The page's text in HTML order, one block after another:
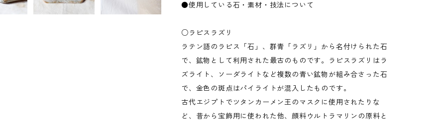
●使用している石・素材・技法について
○ラピスラズリ
ラテン語のラピス「石」、群青「ラズリ」から名付けられた石
で、鉱物として利用された最古のものです。ラピスラズリはラ
ズライト、ソーダライトなど複数の青い鉱物が組み合さった石
で、金色の斑点はパイライトが混入したものです。
古代エジプトでツタンカーメン王のマスクに使用されたりな
ど、昔から宝飾用に使われた他、顔料ウルトラマリンの原料と